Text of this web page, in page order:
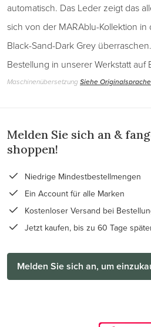
automatisch. Das Leder zeigt das
sich von der MARAblu-Kollektion
Black-Sand-Dark Grey
Bestellung in unserer Werkstatt auf
MaschinenübersetzungSiehe Originalsprache
Melden Sie sich an &
shoppen!
Niedrige Mindestbestellmengen
Ein Account für alle Marken
Kostenloser Versand bei
Jetzt kaufen, bis zu 60 Tage
Melden Sie sich an, um